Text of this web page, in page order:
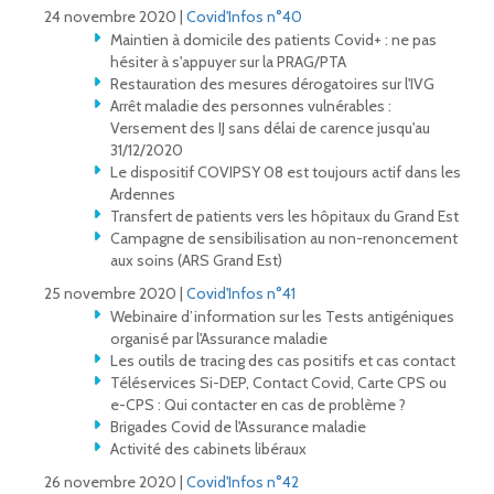
24 novembre 2020 | Covid'Infos n°40
Maintien à domicile des patients Covid+ : ne pas
hésiter à s'appuyer sur la PRAG/PTA
Restauration des mesures dérogatoires sur l'IVG
Arrêt maladie des personnes vulnérables :
Versement des IJ sans délai de carence jusqu'au
31/12/2020
Le dispositif COVIPSY 08 est toujours actif dans les
Ardennes
Transfert de patients vers les hôpitaux du Grand Est
Campagne de sensibilisation au non-renoncement
aux soins (ARS Grand Est)
25 novembre 2020 | Covid'Infos n°41
Webinaire d’information sur les Tests antigéniques
organisé par l'Assurance maladie
Les outils de tracing des cas positifs et cas contact
Téléservices Si-DEP, Contact Covid, Carte CPS ou
e-CPS : Qui contacter en cas de problème ?
Brigades Covid de l'Assurance maladie
Activité des cabinets libéraux
26 novembre 2020 | Covid'Infos n°42